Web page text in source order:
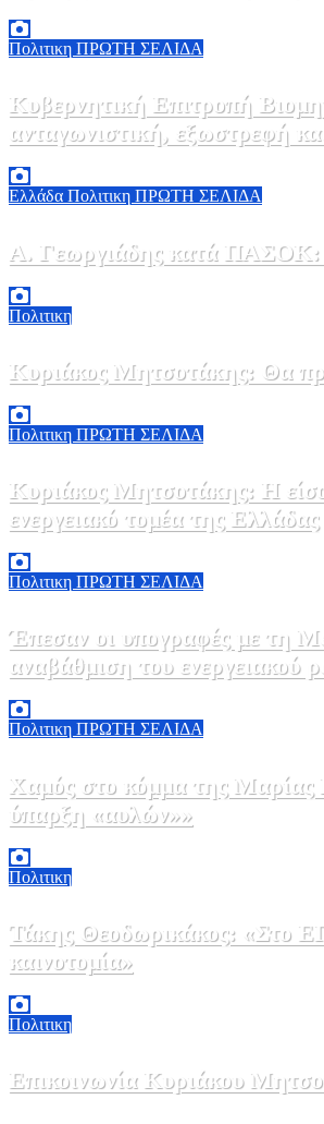
Πολιτικη ΠΡΩΤΗ ΣΕΛΙΔΑ
Κυβερνητική Επιτροπή
ανταγωνιστική, εξωστρεφή
Ελλάδα Πολιτικη ΠΡΩΤΗ ΣΕΛΙΔΑ
Α. Γεωργιάδης κατά ΠΑΣΟΚ:
Πολιτικη
Κυριάκος Μητσοτάκης: Θα
Πολιτικη ΠΡΩΤΗ ΣΕΛΙΔΑ
Κυριάκος Μητσοτάκης: Η
ενεργειακό τομέα της Ελλάδας
Πολιτικη ΠΡΩΤΗ ΣΕΛΙΔΑ
Έπεσαν οι υπογραφές με τη
αναβάθμιση του ενεργειακού
Πολιτικη ΠΡΩΤΗ ΣΕΛΙΔΑ
Χαμός στο κόμμα της Μαρίας
ύπαρξη «αυλών»»
Πολιτικη
Τάκης Θεοδωρικάκος: «Στο
καινοτομία»
Πολιτικη
Επικοινωνία Κυριάκου